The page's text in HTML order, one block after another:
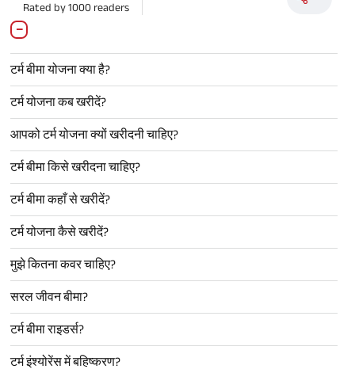
Rated by 1000 readers
टर्म बीमा योजना क्या है?
टर्म योजना कब खरीदें?
आपको टर्म योजना क्यों खरीदनी चाहिए?
टर्म बीमा किसे खरीदना चाहिए?
टर्म बीमा कहाँ से खरीदें?
टर्म योजना कैसे खरीदें?
मुझे कितना कवर चाहिए?
सरल जीवन बीमा?
टर्म बीमा राइडर्स?
टर्म इंश्योरेंस में बहिष्करण?